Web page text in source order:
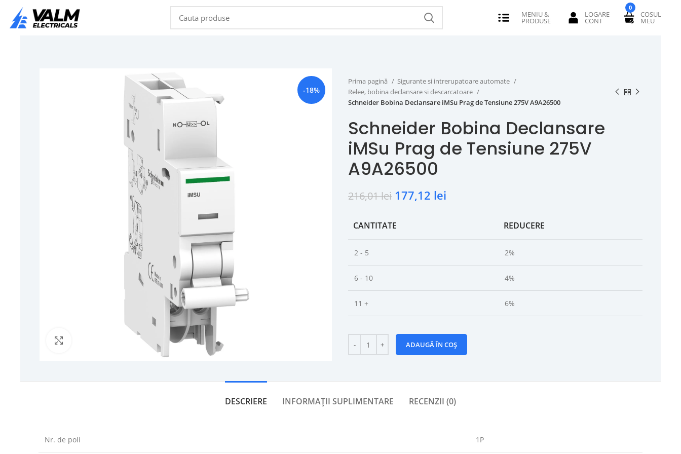
0
-18%
Prima pagină
Sigurante si intrerupatoare automate
Relee, bobina declansare si descarcatoare
Schneider Bobina Declansare iMSu Prag de Tensiune 275V A9A26500
Schneider Bobina Declansare
iMSu Prag de Tensiune 275V
A9A26500
216,01lei 177,12 lei
CANTITATE REDUCERE
2 - 5 2%
6 - 10 4%
11 + 6%
ADAUGĂ ÎN COȘ
DESCRIERE INFORMAȚII SUPLIMENTARE RECENZII (0)
Nr. de poli 1P